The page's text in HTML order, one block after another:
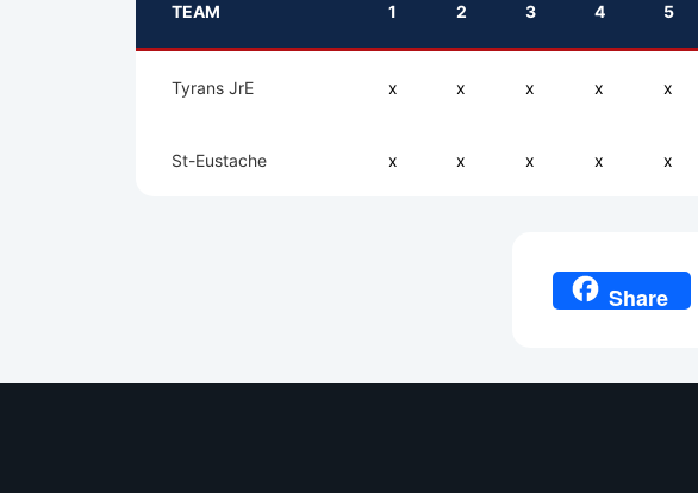
TEAM 1 2 3 4 5
Tyrans JrE x x x x x
St-Eustache x x x x x
Share